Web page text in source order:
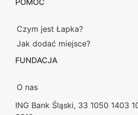
Czym jest Łapka?
Jak dodać miejsce?
FUNDACJA
O nas
ING Bank Śląski, 33 1050 1403